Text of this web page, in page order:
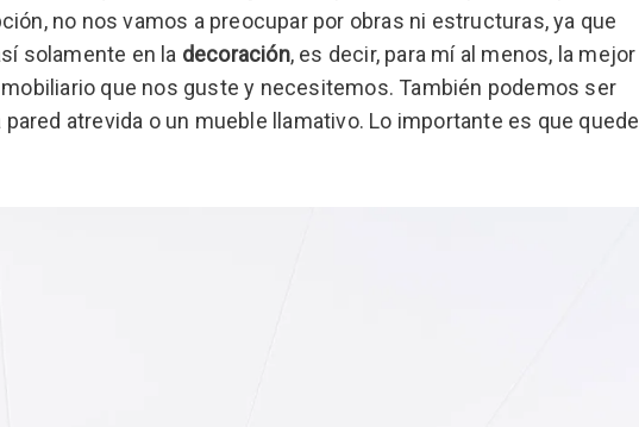
no nos vamos a preocupar por obras ni estructuras, ya que
solamente en la decoración, es decir, para mí al menos, la mejor
que nos guste y necesitemos. También podemos ser
atrevida o un mueble llamativo. Lo importante es que quede